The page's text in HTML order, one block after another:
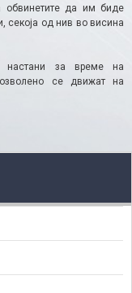
обвинетите да им биде
секоја од нив во висина
настани за време на
се движат на